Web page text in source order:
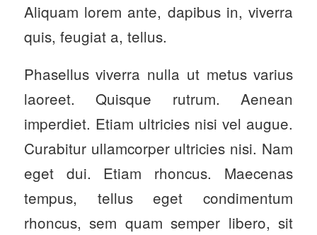
Aliquam lorem ante, dapibus in, viverra
quis, feugiat a, tellus.
Phasellus viverra nulla ut metus varius
laoreet. Quisque rutrum. Aenean
imperdiet. Etiam ultricies nisi vel augue.
Curabitur ullamcorper ultricies nisi. Nam
eget dui. Etiam rhoncus. Maecenas
tempus, tellus eget condimentum
rhoncus, sem quam semper libero, sit